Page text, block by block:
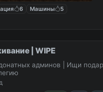
6 Машины
5
| WIPE
админов | Ищи